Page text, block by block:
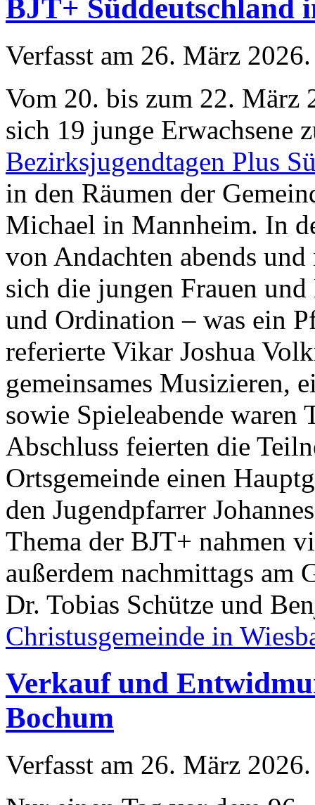
BJT+ Süddeutschland
Verfasst am 26. März 2026.
Vom 20. bis zum 22. März
sich 19 junge Erwachsene
Bezirksjugendtagen Plus
in den Räumen der
Michael in Mannheim. In
von Andachten abends
sich die jungen Frauen
und Ordination – was ein
referierte Vikar Joshua
gemeinsames Musizieren,
sowie Spieleabende waren
Abschluss feierten die
Ortsgemeinde einen
den Jugendpfarrer
Thema der BJT+ nahmen
außerdem nachmittags am
Dr. Tobias Schütze und
Christusgemeinde in
Verkauf und
Bochum
Verfasst am 26. März 2026.